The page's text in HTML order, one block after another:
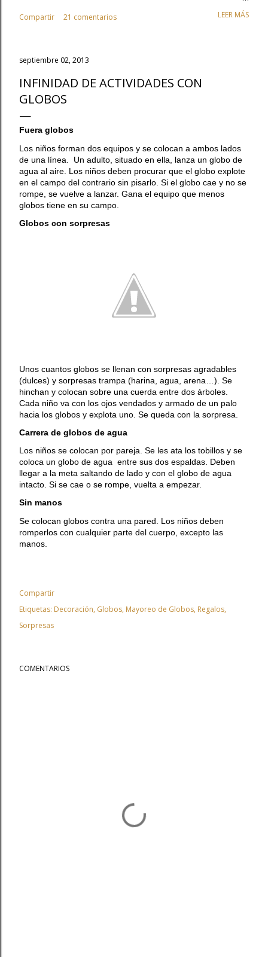
es excelente no dejes que se opaque con la mala calidad
calidad de globo, además, tienes que considerar que no
duran inflados o no vuelan y que tu cliente obviamente te
culpará y no regresara a tu tienda.. 2.- No generan valor al
mercado, los chinos lo único que hacen es copiar el
ingenio HECHO EN MEXICO, ¿Sabías que Guadalajara
México es la capital mundial del globo y esta industria
genera en México cerca de 80,000 empleos?. .. No
diremos más, saca tus con...
Compartir 21 comentarios LEER MÁS
septiembre 02, 2013
INFINIDAD DE ACTIVIDADES CON
GLOBOS
Fuera globos
Los niños forman dos equipos y se colocan a ambos lados
de una línea. Un adulto, situado en ella, lanza un globo de
agua al aire. Los niños deben procurar que el globo explote
en el campo del contrario sin pisarlo. Si el globo cae y no se
rompe, se vuelve a lanzar. Gana el equipo que menos
globos tiene en su campo.
Globos con sorpresas
Unos cuantos globos se llenan con sorpresas agradables
(dulces) y sorpresas trampa (harina, agua, arena…). Se
hinchan y colocan sobre una cuerda entre dos árboles.
Cada niño va con los ojos vendados y armado de un palo
hacia los globos y explota uno. Se queda con la sorpresa.
Carrera de globos de agua
Los niños se colocan por pareja. Se les ata los tobillos y se
coloca un globo de agua entre sus dos espaldas. Deben
llegar a la meta saltando de lado y con el globo de agua
intacto. Si se cae o se rompe, vuelta a empezar.
Sin manos
Se colocan globos contra una pared. Los niños deben
romperlos con cualquier parte del cuerpo, excepto las
manos.
Compartir
Etiquetas: Decoración Globos Mayoreo de Globos Regalos
Sorpresas
COMENTARIOS